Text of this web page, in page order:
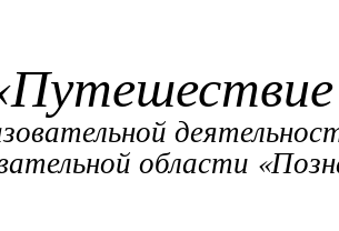
области